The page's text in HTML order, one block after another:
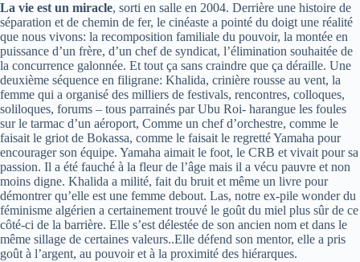
La vie est un miracle, sorti en salle en 2004. Derrière une histoire de
séparation et de chemin de fer, le cinéaste a pointé du doigt une réalité
que nous vivons: la recomposition familiale du pouvoir, la montée en
puissance d’un frère, d’un chef de syndicat, l’élimination souhaitée de
la concurrence galonnée. Et tout ça sans craindre que ça déraille. Une
deuxième séquence en filigrane: Khalida, crinière rousse au vent, la
femme qui a organisé des milliers de festivals, rencontres, colloques,
soliloques, forums – tous parrainés par Ubu Roi- harangue les foules
sur le tarmac d’un aéroport, Comme un chef d’orchestre, comme le
faisait le griot de Bokassa, comme le faisait le regretté Yamaha pour
encourager son équipe. Yamaha aimait le foot, le CRB et vivait pour sa
passion. Il a été fauché à la fleur de l’âge mais il a vécu pauvre et non
moins digne. Khalida a milité, fait du bruit et même un livre pour
démontrer qu’elle est une femme debout. Las, notre ex-pile wonder du
féminisme algérien a certainement trouvé le goût du miel plus sûr de ce
côté-ci de la barrière. Elle s’est délestée de son ancien nom et dans le
même sillage de certaines valeurs..Elle défend son mentor, elle a pris
goût à l’argent, au pouvoir et à la proximité des hiérarques.